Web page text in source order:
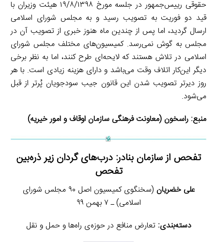
حقوقی رییس‌جمهور در جلسه مورخ ۱۹/۸/۱۳۹۸ هیئت وزیران با
قید دو فوریت به تصویب رسید و به مجلس شورای اسلامی
ارسال گردید، اما پس از چندین ماه هنوز خبری از تصویب آن در
مجلس به گوش نمی‌رسد. کمیسیون‌های مختلف مجلس شورای
اسلامی در تلاش هستند که لایحه‌ای طرح کنند، اما به نظر برخی
دیگر این‌کار اتلاف وقت می‌باشد و دارای هزینه زیادی است. با هر
روز دیرتر تصویب شدن این قانون جیب سودجویان پُرتر از قبل
می‌شود.
منبع: راسخون (معاونت فرهنگی سازمان اوقاف و امور خیریه)
تفحص از سازمان بنادر: درب‌های گردان زیر ذره‌بین
تفحص
علی خضریان
(سخنگوی کمیسیون اصل ۹۰ مجلس شورای
اسلامی) ـ ۷ بهمن ۹۹
دسته‌بندی: تعارض منافع در حوزه‌ی راه‌ها و حمل و نقل